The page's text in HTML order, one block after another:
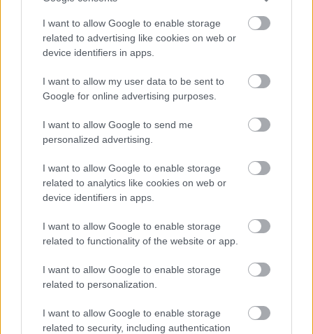
I want to allow Google to enable storage
related to advertising like cookies on web or
device identifiers in apps.
I want to allow my user data to be sent to
Google for online advertising purposes.
I want to allow Google to send me
personalized advertising.
I want to allow Google to enable storage
related to analytics like cookies on web or
device identifiers in apps.
I want to allow Google to enable storage
related to functionality of the website or app.
I want to allow Google to enable storage
related to personalization.
I want to allow Google to enable storage
related to security, including authentication
Meccs Center
Paris Saint-Germain
Manchester United
Nya Ullevi, Göteborg
2026-08-08 17:00
1 nap 0 óra 22 perc 26 másodperc
vs Manchester United 2026-08-15 18:00
ELŐZŐ MÉRKŐZÉSEK
Támogatás